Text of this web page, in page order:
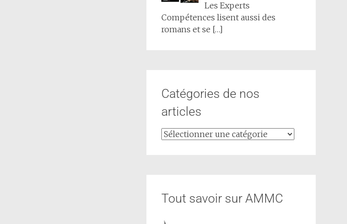
Les Experts
Compétences lisent aussi des
romans et se […]
Catégories de nos
articles
Tout savoir sur AMMC